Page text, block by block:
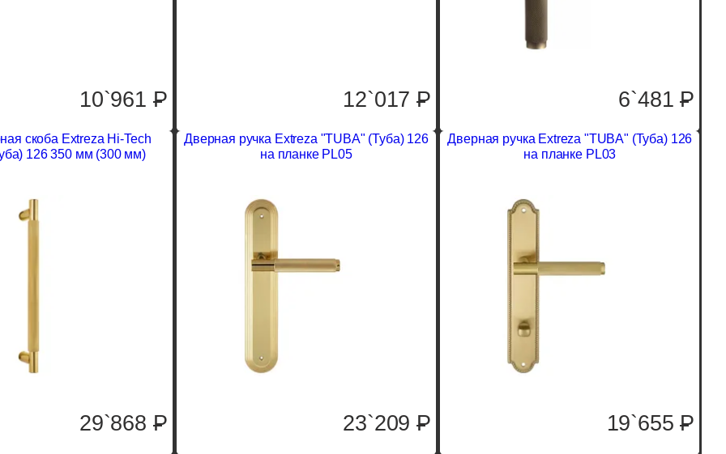
10`961 P 12`017P 6`481P
скоба Extreza Hi-Tech
126 350 мм (300 мм)
29`868 P
Дверная ручка Extreza "TUBA" (Туба) 126
на планке PL05
23`209P
Дверная ручка Extreza "TUBA" (Туба) 126
на планке PL03
19`655P